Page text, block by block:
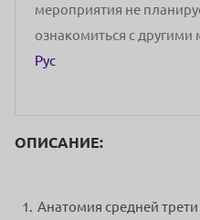
мероприятия не
ознакомиться с
Рус
ОПИСАНИЕ:
Анатомия средней